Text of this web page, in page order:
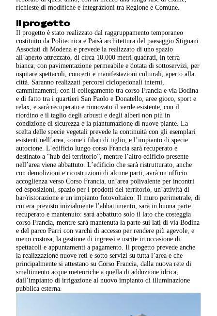
richieste di modifiche e integrazioni tra Regione e Comune.
Il progetto
Il progetto è stato realizzato dal raggruppamento temporaneo
costituito da Politecnica e Paisà architettura del paesaggio Stignani
Associati di Modena e prevede la realizzato di uno spazio
all’aperto attrezzato, di circa 10.000 metri quadrati, in terra
bianca, con pavimentazione permeabile e dotata di sottoservizi, per
ospitare spettacoli, concerti e manifestazioni culturali, aperto alla
città. Saranno realizzati percorsi ciclopedonali interni,
camminamenti, con il collegamento tra corso Francia e via Bodina
e di fatto tra i quartieri San Paolo e Donatello, aree gioco, sport e
relax, e sarà recuperato e rinnovato il verde esistente, con il
riordino e il taglio degli arbusti e degli alberi non più in
condizione di sicurezza e la piantumazione di nuove piante. La
scelta delle specie vegetali prevede la continuità con gli esemplari
esistenti nell’area, come i filari di tiglio, e l’impianto di specie
autoctone. L’edificio lungo corso Francia sarà recuperato e
destinato a “hub del territorio”, mentre l’altro edificio presente
nell’area viene abbattuto. L’edificio che sarà ristrutturato, anche
con demolizioni e ricostruzioni di alcune parti, avrà un ufficio
accoglienza verso Corso Francia, un’area polivalente per incontri
ed esposizioni, spazio per i prodotti del territorio, un’attività di
bar/ristorazione e un impianto fotovoltaico. Il muro perimetrale, di
cui era previsto inizialmente l’abbattimento, sarà in buona parte
recuperato e mantenuto: sarà abbattuto solo il lato che costeggia
corso Francia, mentre sarà mantenuta la parte sui lati di via Bodina
e del parco Parri con varchi di accesso per rendere più agevole, e
meno costosa, la gestione di ingressi e uscite in occasione di
spettacoli e appuntamenti a pagamento. Il progetto prevede anche
la realizzazione nuove reti e sotto servizi su tutta l’area e che
principalmente si attestano su Corso Francia, dalla nuova rete di
smaltimento acque meteoriche a quella di adduzione idrica,
dall’impianto di irrigazione al nuovo impianto di illuminazione
pubblica esterna.